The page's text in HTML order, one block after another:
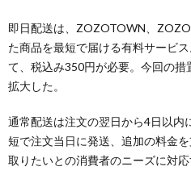
即日配送は、ZOZOTOWN、
た商品を最短で届ける有料サービ
て、税込み350円が必要。今回の
拡大した。
通常配送は注文の翌日から4日以内
短で注文当日に発送、追加の料金
取りたいとの消費者のニーズに対応